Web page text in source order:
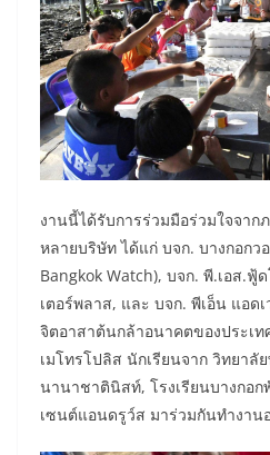
งานนี้ได้รับการร่วมมือร่วมใจจาก
หลายบริษัท ได้แก่ บจก. บางกอกว
Bangkok Watch), บจก. พี.เอส.
เตอร์พลาส, และ บจก. พีเอ็น แอด
จิตอาสาต้นกล้าอนาคตของประเ
เมโทรโปลิส นักเรียนจาก วิทยา
นานาชาตินิสท์, โรงเรียนบางกอ
เซนต์แอนดรูว์ส มาร่วมกันทำงาน